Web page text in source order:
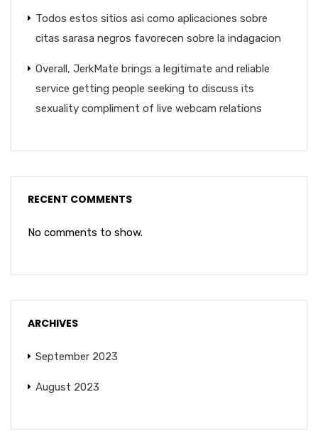
Todos estos sitios asi­ como aplicaciones sobre
citas sarasa negros favorecen sobre la indagacion
Overall, JerkMate brings a legitimate and reliable
service getting people seeking to discuss its
sexuality compliment of live webcam relations
RECENT COMMENTS
No comments to show.
ARCHIVES
September 2023
August 2023